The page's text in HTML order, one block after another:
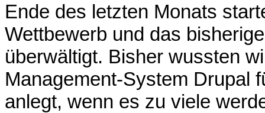
Ende des letzten Monats
Wettbewerb und das
überwältigt. Bisher wussten
Management-System Drupal
anlegt, wenn es zu viele